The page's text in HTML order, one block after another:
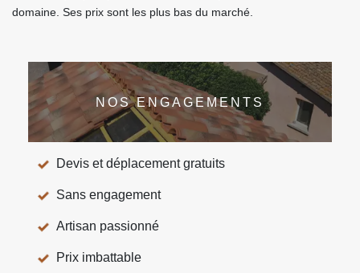
domaine. Ses prix sont les plus bas du marché.
NOS ENGAGEMENTS
Devis et déplacement gratuits
Sans engagement
Artisan passionné
Prix imbattable